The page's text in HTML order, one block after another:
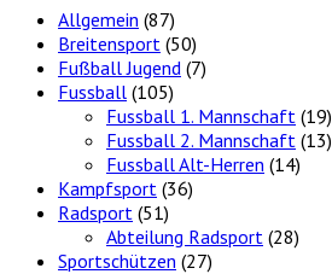
Allgemein (87)
Breitensport (50)
Fußball Jugend (7)
Fussball (105)
Fussball 1. Mannschaft (19)
Fussball 2. Mannschaft (13)
Fussball Alt-Herren (14)
Kampfsport (36)
Radsport (51)
Abteilung Radsport (28)
Sportschützen (27)